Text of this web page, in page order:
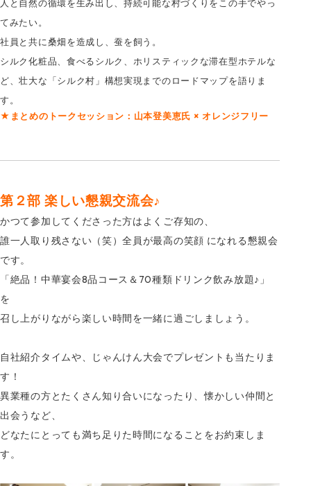
人と自然の循環を生み出し、持続可能な村づくりをこの手でやっ
てみたい。
社員と共に桑畑を造成し、蚕を飼う。
シルク化粧品、食べるシルク、ホリスティックな滞在型ホテルな
ど、壮大な「シルク村」構想実現までのロードマップを語りま
す。
★まとめのトークセッション：山本登美恵氏 × オレンジフリー
第２部 楽しい懇親交流会♪
かつて参加してくださった方はよくご存知の、
誰一人取り残さない（笑）全員が最高の笑顔 になれる懇親会
です。
「絶品！中華宴会8品コース＆70種類ドリンク飲み放題♪」
を
召し上がりながら楽しい時間を一緒に過ごしましょう。
自社紹介タイムや、じゃんけん大会でプレゼントも当たりま
す！
異業種の方とたくさん知り合いになったり、懐かしい仲間と
出会うなど、
どなたにとっても満ち足りた時間になることをお約束しま
す。